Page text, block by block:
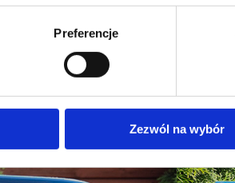
Preferencje
Zezwól na wybór